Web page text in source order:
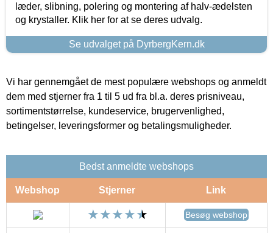
læder, slibning, polering og montering af halv-ædelsten
og krystaller. Klik her for at se deres udvalg.
Se udvalget på DyrbergKern.dk
Vi har gennemgået de mest populære webshops og anmeldt
dem med stjerner fra 1 til 5 ud fra bl.a. deres prisniveau,
sortimentstørrelse, kundeservice, brugervenlighed,
betingelser, leveringsformer og betalingsmuligheder.
Bedst anmeldte webshops
Webshop Stjerner Link
Besøg webshop